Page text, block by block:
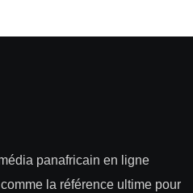
panafricain en ligne
la référence ultime pour